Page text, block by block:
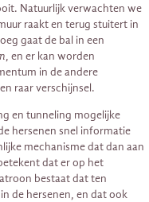
Natuurlijk verwachten we
raakt en terug stuitert in
gaat de bal in een
, en er kan worden
in de andere
raar verschijnsel.
en tunneling mogelijke
hersenen snel informatie
mechanisme dat dan aan
dat er op het
bestaat dat ten
de hersenen, en dat ook